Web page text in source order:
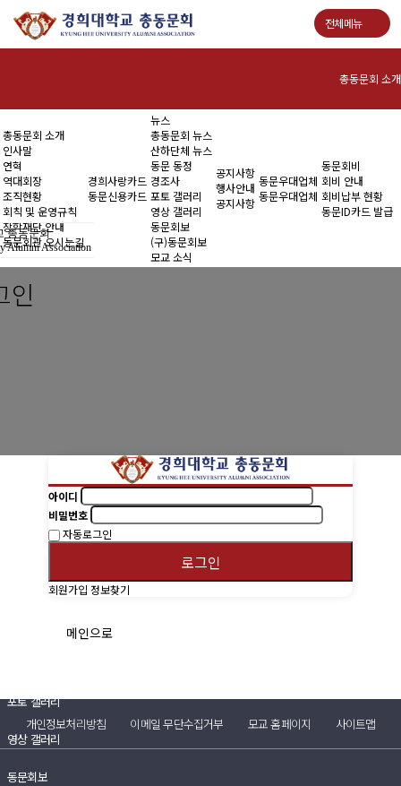
전체메뉴
총동문회 소개
인사말
연혁
역대회장
조직현황
동문신용카드
산하단체 뉴스
포토 갤러리
영상 갤러리
동문회보
총동문회 소개
인사말
연혁
역대회장
조직현황
회칙 및 운영규칙
장학재단 안내
동문회관 오시는길
경희사랑카드
동문신용카드
뉴스
총동문회 뉴스
산하단체 뉴스
동문 동정
경조사
포토 갤러리
영상 갤러리
동문회보
(구)동문회보
모교 소식
공지사항
행사안내
공지사항
동문우대업체
동문우대업체
동문회비
회비 안내
회비납부 현황
동문ID카드 발급
총동문회
Alumni Association
인
아이디
비밀번호
자동로그인
로그인
회원가입 정보찾기
메인으로
개인정보처리방침 이메일 무단수집거부 모교 홈페이지 사이트맵